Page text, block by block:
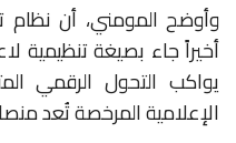
وأوضح المومني، أن نظام
أخيراًجاء بصيغةتنظيمية لا
يواكب التحول الرقمي
الإعلاميةالمرخصةتُعد